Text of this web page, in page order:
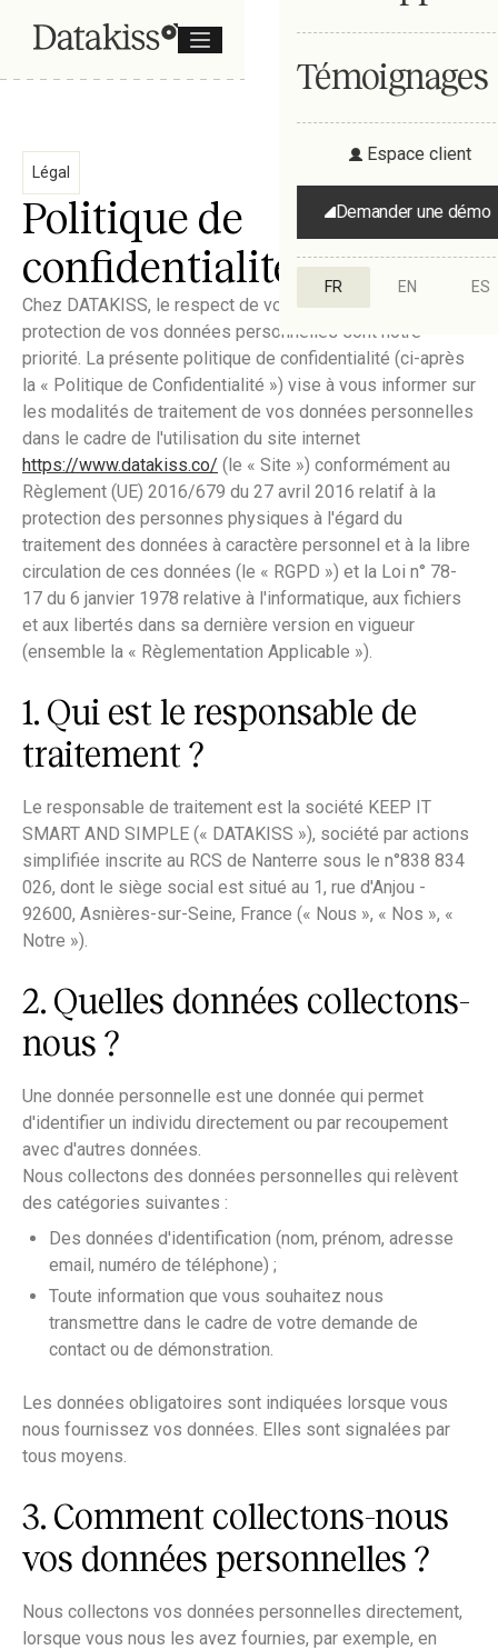
Témoignages
Espace client
Demander une démo
FR EN ES
Légal
Politique de
confidentialité
Chez DATAKISS, le respect de votre vie privée et la
protection de vos données personnelles sont notre
priorité. La présente politique de confidentialité (ci-après
la « Politique de Confidentialité ») vise à vous informer sur
les modalités de traitement de vos données personnelles
dans le cadre de l'utilisation du site internet
https://www.datakiss.co/ (le « Site ») conformément au
Règlement (UE) 2016/679 du 27 avril 2016 relatif à la
protection des personnes physiques à l'égard du
traitement des données à caractère personnel et à la libre
circulation de ces données (le « RGPD ») et la Loi n° 78-
17 du 6 janvier 1978 relative à l'informatique, aux fichiers
et aux libertés dans sa dernière version en vigueur
(ensemble la « Règlementation Applicable »).
1. Qui est le responsable de
traitement ?
Le responsable de traitement est la société KEEP IT
SMART AND SIMPLE (« DATAKISS »), société par actions
simplifiée inscrite au RCS de Nanterre sous le n°838 834
026, dont le siège social est situé au 1, rue d'Anjou -
92600, Asnières-sur-Seine, France (« Nous », « Nos », «
Notre »).
2. Quelles données collectons-
nous ?
Une donnée personnelle est une donnée qui permet
d'identifier un individu directement ou par recoupement
avec d'autres données.
Nous collectons des données personnelles qui relèvent
des catégories suivantes :
Des données d'identification (nom, prénom, adresse
email, numéro de téléphone) ;
Toute information que vous souhaitez nous
transmettre dans le cadre de votre demande de
contact ou de démonstration.
Les données obligatoires sont indiquées lorsque vous
nous fournissez vos données. Elles sont signalées par
tous moyens.
3. Comment collectons-nous
vos données personnelles ?
Nous collectons vos données personnelles directement,
lorsque vous nous les avez fournies, par exemple, en